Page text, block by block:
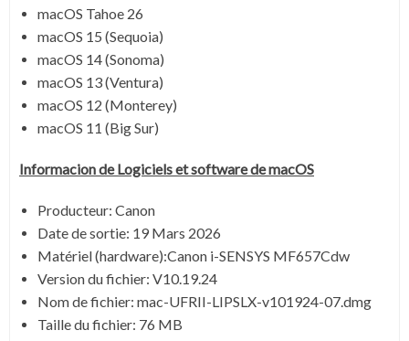
macOS Tahoe 26
macOS 15 (Sequoia)
macOS 14 (Sonoma)
macOS 13 (Ventura)
macOS 12 (Monterey)
macOS 11 (Big Sur)
Informacion de Logiciels et software demacOS
Producteur: Canon
Date de sortie: 19 Mars 2026
Matériel (hardware):Canon i-SENSYS MF657Cdw
Version du fichier: V10.19.24
Nom de fichier: mac-UFRII-LIPSLX-v101924-07.dmg
Taille du fichier: 76 MB